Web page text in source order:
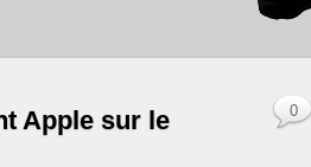
Apple sur le
0